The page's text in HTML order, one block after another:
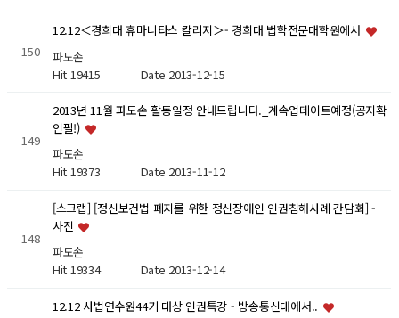
150
12.12＜경희대 휴마니타스 칼리지＞- 경희대 법학전문대학원에서
파도손
Hit 19415 Date 2013-12-15
149
2013년 11월 파도손 활동일정 안내드립니다._계속업데이트예정(공지확
인필!)
파도손
Hit 19373 Date 2013-11-12
148
[스크랩] [정신보건법 폐지를 위한 정신장애인 인권침해사례 간담회] -
사진
파도손
Hit 19334 Date 2013-12-14
12.12 사법연수원44기 대상 인권특강 - 방송통신대에서..